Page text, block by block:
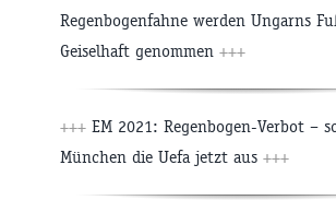
Regenbogenfahne werden Ungarns
Geiselhaft genommen +++
+++ EM 2021: Regenbogen-Verbot –
München die Uefa jetzt aus +++